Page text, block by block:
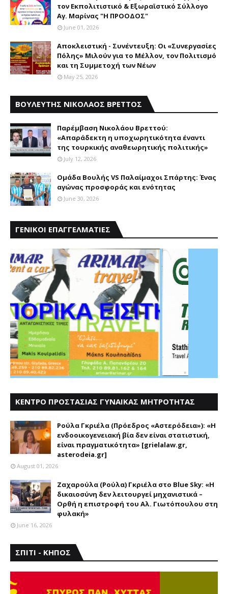
τον Εκπολιτιστικό & Εξωραϊστικό Σύλλογο
Αγ. Μαρίνας "Η ΠΡΟΟΔΟΣ"
June 01, 2026
Αποκλειστική - Συνέντευξη: Οι «Συνεργασίες
Πόλης» Μιλούν για το Μέλλον, τον Πολιτισμό
και τη Συμμετοχή των Νέων
May 25, 2026
ΒΟΥΛΕΥΤΗΣ ΝΙΚΟΛΑΟΣ ΒΡΕΤΤΟΣ
Παρέμβαση Nικολάου Bρεττού:
«Aπαράδεκτη η υποχωρητικότητα έναντι
της τουρκικής αναθεωρητικής πολιτικής»
July 12, 2026
Ομάδα Βουλής VS Παλαίμαχοι Σπάρτης: Ένας
αγώνας προσφοράς και ενότητας
June 30, 2026
ΓΕΝΙΚΟΙ ΕΠΑΓΓΕΛΜΑΤΙΕΣ
ΚΕΝΤΡΟ ΠΡΟΣΤΑΣΙΑΣ ΓΥΝΑΙΚΑΣ ΜΗΤΡΟΤΗΤΑΣ
Ρούλα Γκριέλα (Πρόεδρος «Αστερόδεια»): «Η
ενδοοικογενειακή βία δεν είναι στατιστική,
είναι πραγματικότητα» [grielalaw.gr,
asterodeia.gr]
August 01, 2026
Ζαχαρούλα (Ρούλα) Γκριέλα στο Blue Sky: «Η
δικαιοσύνη δεν λειτουργεί μηχανιστικά –
Ορθή η επιστροφή του Αλ. Γιωτόπουλου στη
φυλακή»
June 16, 2026
ΣΠΙΤΙ - ΚΗΠΟΣ